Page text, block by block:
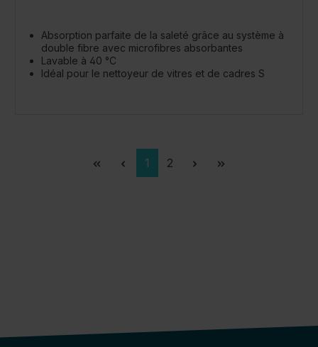
Absorption parfaite de la saleté grâce au système à
double fibre avec microfibres absorbantes
Lavable à 40 °C
Idéal pour le nettoyeur de vitres et de cadres S
Page
1 Page
2